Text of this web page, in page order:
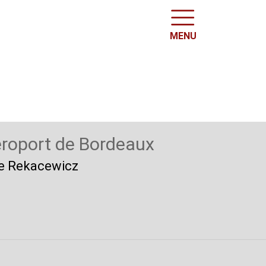
MENU
de Bordeaux
Rekacewicz